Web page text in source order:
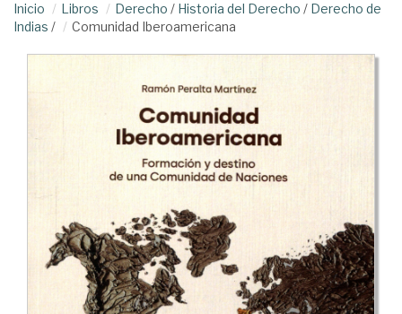
Inicio Libros Derecho / Historia del Derecho / Derecho de
Indias / Comunidad Iberoamericana